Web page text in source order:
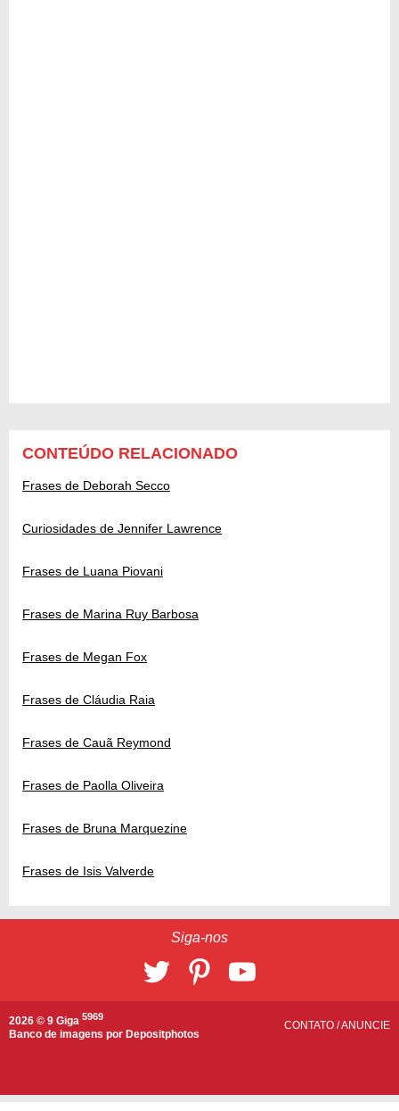
CONTEÚDO RELACIONADO
Frases de Deborah Secco
Curiosidades de Jennifer Lawrence
Frases de Luana Piovani
Frases de Marina Ruy Barbosa
Frases de Megan Fox
Frases de Cláudia Raia
Frases de Cauã Reymond
Frases de Paolla Oliveira
Frases de Bruna Marquezine
Frases de Isis Valverde
Siga-nos
2026 © 9 Giga 5969
Banco de imagens por Depositphotos
CONTATO /ANUNCIE